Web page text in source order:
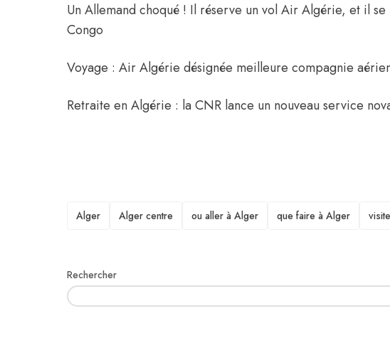
Un Allemand choqué ! Il réserve un vol Air Algérie, et il
Congo
Voyage : Air Algérie désignée meilleure compagnie
Retraite en Algérie : la CNR lance un nouveau service
TAGS
Alger Alger centre ou aller à Alger que faire à Alger
Rechercher